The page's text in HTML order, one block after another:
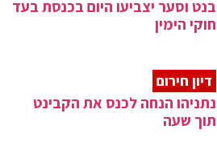
בנט וסער יצביעו היום בכנסת בעד
חוקי הימין
דיון חירום
נתניהו הנחה לכנס את הקבינט
תוך שעה